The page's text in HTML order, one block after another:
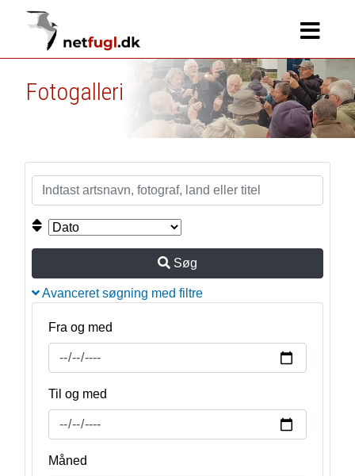
Fotogalleri
Søg
Avanceret søgning med filtre
Fra og med
Til og med
Måned